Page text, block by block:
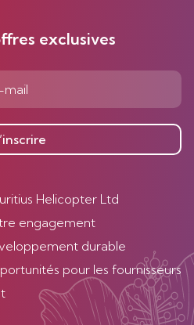
exclusives
Helicopter Ltd
engagement
durable
pour les fournisseurs